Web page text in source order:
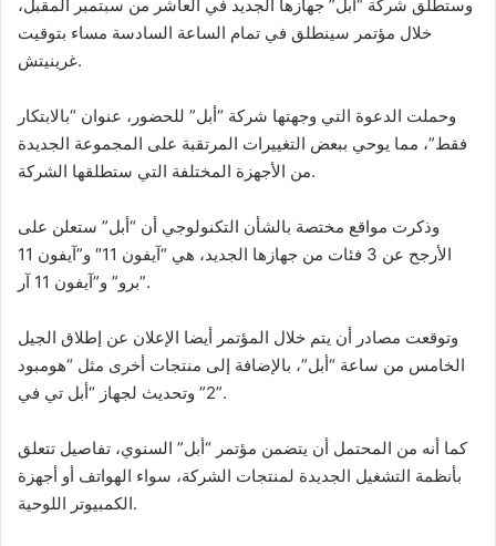
وستطلق شركة “أبل” جهازها الجديد في العاشر من سبتمبر المقبل،
خلال مؤتمر سينطلق في تمام الساعة السادسة مساء بتوقيت
غرينيتش.
وحملت الدعوة التي وجهتها شركة “أبل” للحضور، عنوان “بالابتكار
فقط”، مما يوحي ببعض التغييرات المرتقبة على المجموعة الجديدة
من الأجهزة المختلفة التي ستطلقها الشركة.
وذكرت مواقع مختصة بالشأن التكنولوجي أن “أبل” ستعلن على
الأرجح عن 3 فئات من جهازها الجديد، هي “آيفون 11″ و”آيفون 11
برو” و”آيفون 11 آر”.
وتوقعت مصادر أن يتم خلال المؤتمر أيضا الإعلان عن إطلاق الجيل
الخامس من ساعة “أبل”، بالإضافة إلى منتجات أخرى مثل “هومبود
2” وتحديث لجهاز “أبل تي في”.
كما أنه من المحتمل أن يتضمن مؤتمر “أبل” السنوي، تفاصيل تتعلق
بأنظمة التشغيل الجديدة لمنتجات الشركة، سواء الهواتف أو أجهزة
الكمبيوتر اللوحية.